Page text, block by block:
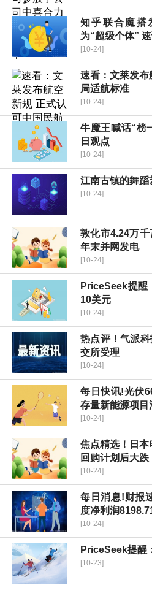
知乎联合魔搭
为“超级个体”
[10-24]
速看：文莱发
局适航标准
[10-24]
牛魔王喊话“榜
日观点
[10-24]
江南古镇的舞
[10-24]
敦化市4.24万
年末并网发电
[10-24]
PriceSeek提醒
10美元
[10-24]
热点评！气派
交所受理
[10-24]
每日快讯!光伏
存量新能源项目
[10-24]
焦点精选！日
回购计划后大跌
[10-24]
每日消息!财报
度净利润
[10-24]
PriceSeek提醒
[10-23]